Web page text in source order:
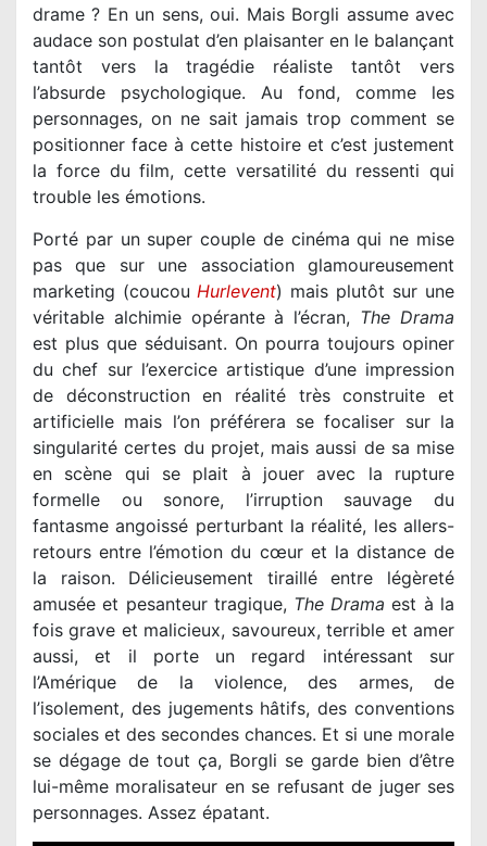
drame ? En un sens, oui. Mais Borgli assume avec
audace son postulat d’en plaisanter en le balançant
tantôt vers la tragédie réaliste tantôt vers
l’absurde psychologique. Au fond, comme les
personnages, on ne sait jamais trop comment se
positionner face à cette histoire et c’est justement
la force du film, cette versatilité du ressenti qui
trouble les émotions.
Porté par un super couple de cinéma qui ne mise
pas que sur une association glamoureusement
marketing (coucou Hurlevent) mais plutôt sur une
véritable alchimie opérante à l’écran, The Drama
est plus que séduisant. On pourra toujours opiner
du chef sur l’exercice artistique d’une impression
de déconstruction en réalité très construite et
artificielle mais l’on préférera se focaliser sur la
singularité certes du projet, mais aussi de sa mise
en scène qui se plait à jouer avec la rupture
formelle ou sonore, l’irruption sauvage du
fantasme angoissé perturbant la réalité, les allers-
retours entre l’émotion du cœur et la distance de
la raison. Délicieusement tiraillé entre légèreté
amusée et pesanteur tragique, The Drama est à la
fois grave et malicieux, savoureux, terrible et amer
aussi, et il porte un regard intéressant sur
l’Amérique de la violence, des armes, de
l’isolement, des jugements hâtifs, des conventions
sociales et des secondes chances. Et si une morale
se dégage de tout ça, Borgli se garde bien d’être
lui-même moralisateur en se refusant de juger ses
personnages. Assez épatant.